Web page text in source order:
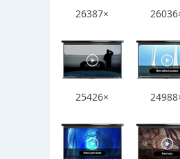
26387×
25426×